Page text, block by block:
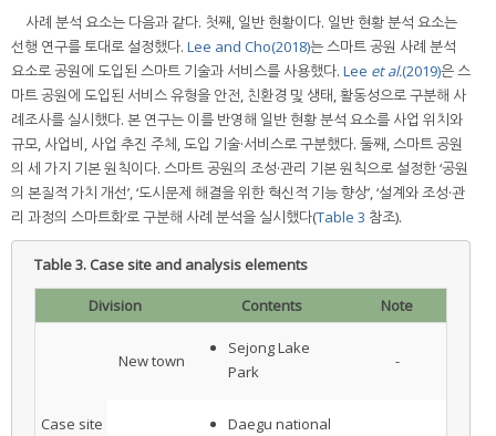
사례 분석 요소는 다음과 같다. 첫째, 일반 현황이다. 일반 현황 분석 요소는
선행 연구를 토대로 설정했다. Lee and Cho(2018)는 스마트 공원 사례 분석
요소로 공원에 도입된 스마트 기술과 서비스를 사용했다. Lee et al.(2019)은 스
마트 공원에 도입된 서비스 유형을 안전, 친환경 및 생태, 활동성으로 구분해 사
례조사를 실시했다. 본 연구는 이를 반영해 일반 현황 분석 요소를 사업 위치와
규모, 사업비, 사업 추진 주체, 도입 기술·서비스로 구분했다. 둘째, 스마트 공원
의 세 가지 기본 원칙이다. 스마트 공원의 조성·관리 기본 원칙으로 설정한 ‘공원
의 본질적 가치 개선’, ‘도시문제 해결을 위한 혁신적 기능 향상’, ‘설계와 조성·관
리 과정의 스마트화’로 구분해 사례 분석을 실시했다(Table 3 참조).
Table 3. Case site and analysis elements
Division Contents Note
Case site
New town
Sejong Lake
Park
-
Daegu national